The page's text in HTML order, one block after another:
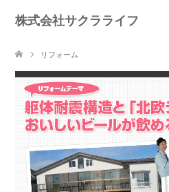
株式会社サクラライフ
リフォーム